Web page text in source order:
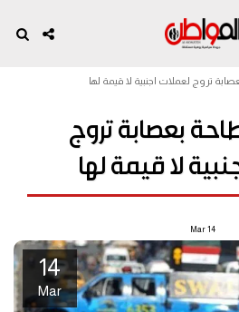
تروج لعملات اجنبية لا قيمة لها
بعصابة تروج
لا قيمة لها
14
Mar
14
Mar